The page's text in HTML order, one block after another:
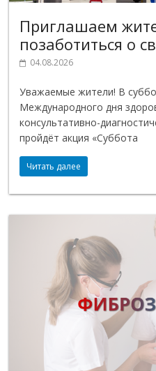
Приглашаем
позаботиться о
04.08.2026
Уважаемые жители! В
Международного дня
консультативно-
пройдёт акция «Суббота
Читать далее